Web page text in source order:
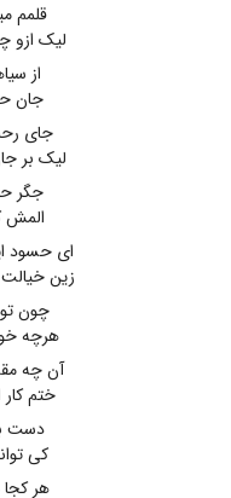
قلمم
لیک
از
جان
جای
لیک بر
جگر
المش
ای حسود
زین
چون
هرچه
آن چه
ختم
دست
کی
هر